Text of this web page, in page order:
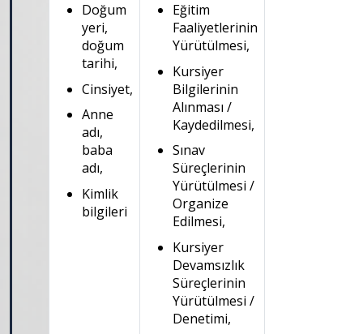
Doğum
yeri,
doğum
tarihi,
Cinsiyet,
Anne
adı,
baba
adı,
Kimlik
bilgileri
Eğitim
Faaliyetlerinin
Yürütülmesi,
Kursiyer
Bilgilerinin
Alınması /
Kaydedilmesi,
Sınav
Süreçlerinin
Yürütülmesi /
Organize
Edilmesi,
Kursiyer
Devamsızlık
Süreçlerinin
Yürütülmesi /
Denetimi,